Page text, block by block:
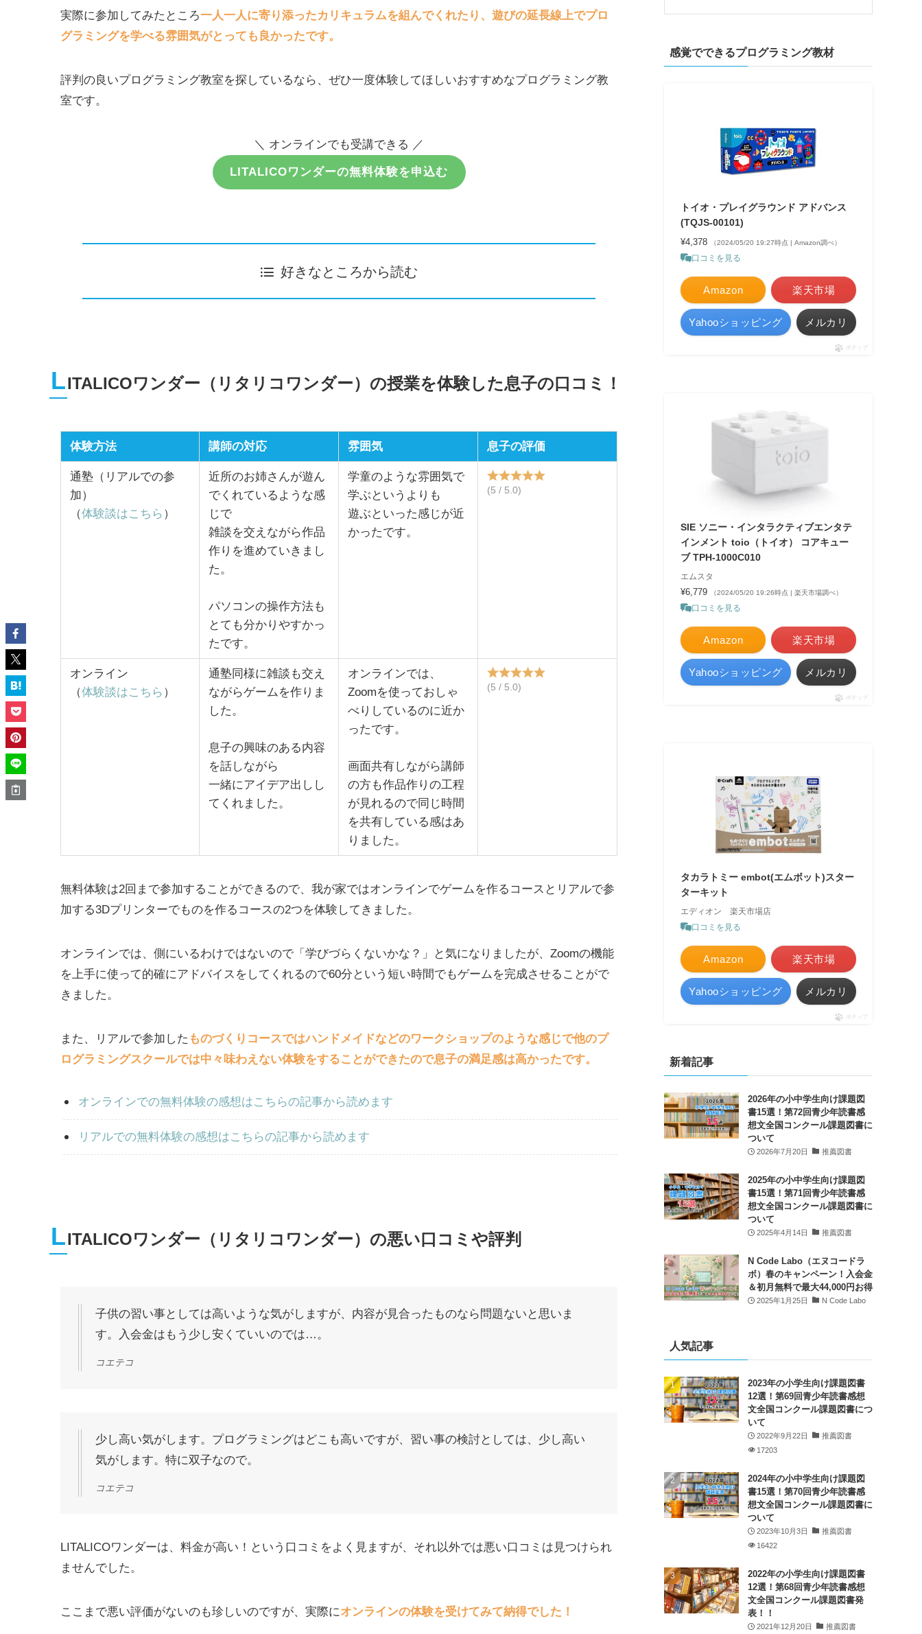
実際に参加してみたところ一人一人に寄り添ったカリキュラムを組んでくれたり、遊びの延長線上でプロ
グラミングを学べる雰囲気がとっても良かったです。
評判の良いプログラミング教室を探しているなら、ぜひ一度体験してほしいおすすめなプログラミング教
室です。
＼ オンラインでも受講できる ／
LITALICOワンダーの無料体験を申込む
好きなところから読む
LITALICOワンダー（リタリコワンダー）の授業を体験した息子の口コミ！
体験方法 講師の対応 雰囲気 息子の評価
通塾（リアルでの参
加）
（体験談はこちら ）
近所のお姉さんが遊ん
でくれているような感
じで
雑談を交えながら作品
作りを進めていきまし
た。
パソコンの操作方法も
とても分かりやすかっ
たです。
学童のような雰囲気で
学ぶというよりも
遊ぶといった感じが近
かったです。
(5 / 5.0)
オンライン
（体験談はこちら ）
通塾同様に雑談も交え
ながらゲームを作りま
した。
息子の興味のある内容
を話しながら
一緒にアイデア出しし
てくれました。
オンラインでは、
Zoomを使っておしゃ
べりしているのに近か
ったです。
画面共有しながら講師
の方も作品作りの工程
が見れるので同じ時間
を共有している感はあ
りました。
(5 / 5.0)
無料体験は2回まで参加することができるので、我が家ではオンラインでゲームを作るコースとリアルで参
加する3Dプリンターでものを作るコースの2つを体験してきました。
オンラインでは、側にいるわけではないので「学びづらくないかな？」と気になりましたが、Zoomの機能
を上手に使って的確にアドバイスをしてくれるので60分という短い時間でもゲームを完成させることがで
きました。
また、リアルで参加した ものづくりコースではハンドメイドなどのワークショップのような感じで他のプ
ログラミングスクールでは中々味わえない体験をすることができたので息子の満足感は高かったです。
オンラインでの無料体験の感想はこちらの記事から読めます
リアルでの無料体験の感想はこちらの記事から読めます
LITALICOワンダー（リタリコワンダー）の悪い口コミや評判
子供の習い事としては高いような気がしますが、内容が見合ったものなら問題ないと思いま
す。入会金はもう少し安くていいのでは…。
コエテコ
少し高い気がします。プログラミングはどこも高いですが、習い事の検討としては、少し高い
気がします。特に双子なので。
コエテコ
LITALICOワンダーは、料金が高い！という口コミをよく見ますが、それ以外では悪い口コミは見つけられ
ませんでした。
ここまで悪い評価がないのも珍しいのですが、実際にオンラインの体験を受けてみて納得でした！
感覚でできるプログラミング教材
トイオ・プレイグラウンド アドバンス
(TQJS-00101)
¥4,378 （2024/05/20 19:27時点 | Amazon調べ）
口コミを見る
Amazon 楽天市場
Yahooショッピング メルカリ
ポチップ
SIE ソニー・インタラクティブエンタテ
インメント toio（トイオ） コアキュー
ブ TPH-1000C010
エムスタ
¥6,779 （2024/05/20 19:26時点 | 楽天市場調べ）
口コミを見る
Amazon 楽天市場
Yahooショッピング メルカリ
ポチップ
タカラトミー embot(エムボット)スター
ターキット
エディオン 楽天市場店
口コミを見る
Amazon 楽天市場
Yahooショッピング メルカリ
ポチップ
新着記事
2026年の小中学生向け課題図
書15選！第72回青少年読書感
想文全国コンクール課題図書に
ついて
2026年7月20日 推薦図書
2025年の小中学生向け課題図
書15選！第71回青少年読書感
想文全国コンクール課題図書に
ついて
2025年4月14日 推薦図書
N Code Labo（エヌコードラ
ボ）春のキャンペーン！入会金
＆初月無料で最大44,000円お得
2025年1月25日 N Code Labo
人気記事
2023年の小学生向け課題図書
12選！第69回青少年読書感想
文全国コンクール課題図書につ
いて
2022年9月22日
推薦図書
17203
2024年の小中学生向け課題図
書15選！第70回青少年読書感
想文全国コンクール課題図書に
ついて
2023年10月3日
推薦図書
16422
2022年の小学生向け課題図書
12選！第68回青少年読書感想
文全国コンクール課題図書発
表！！
2021年12月20日 推薦図書